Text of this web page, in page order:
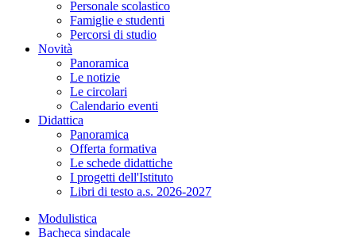
Personale scolastico
Famiglie e studenti
Percorsi di studio
Novità
Panoramica
Le notizie
Le circolari
Calendario eventi
Didattica
Panoramica
Offerta formativa
Le schede didattiche
I progetti dell'Istituto
Libri di testo a.s. 2026-2027
Modulistica
Bacheca sindacale